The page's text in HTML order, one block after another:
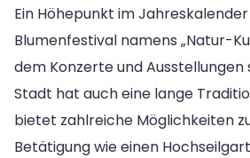
Ein Höhepunkt im
Blumenfestival namens „Natur-
dem Konzerte und
Stadt hat auch eine lange
bietet zahlreiche Möglichkeiten
Betätigung wie einen